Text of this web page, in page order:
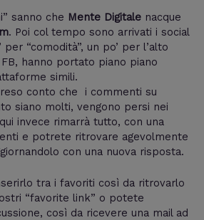
sanno che Mente Digitale nacque
. Poi col tempo sono arrivati i social
“comodità”, un po’ per l’alto
hanno portato piano piano
simili.
conto che i commenti su
siano molti, vengono persi nei
invece rimarrà tutto, con una
e potrete ritrovare agevolmente
con una nuova risposta.
tra i favoriti così da ritrovarlo
“favorite link” o potete
così da ricevere una mail ad